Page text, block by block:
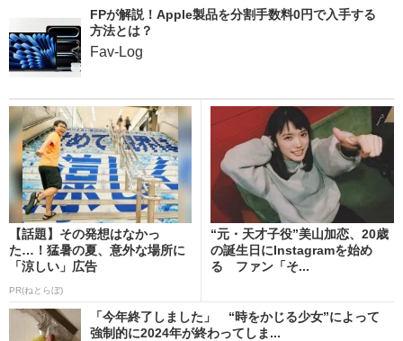
FPが解説！Apple製品を分割手数料0円で入手する
方法とは？
Fav-Log
【話題】その発想はなかっ
た…！猛暑の夏、意外な場所に
「涼しい」広告
PR(ねとらぼ)
“元・天才子役”美山加恋、20歳
の誕生日にInstagramを始め
る ファン「そ...
「今年終了しました」 “時をかじる少女”によって
強制的に2024年が終わってしま...